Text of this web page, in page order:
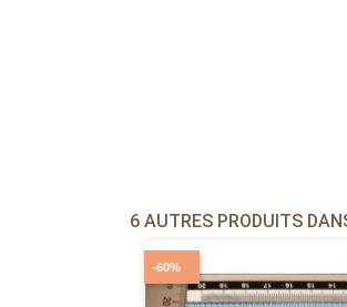
6 AUTRES PRODUITS
-60%